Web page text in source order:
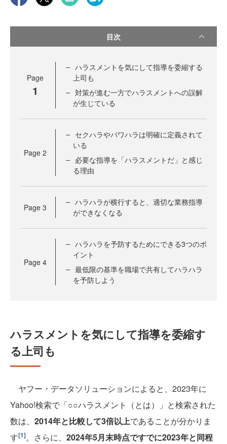
目次
Page
1
ハラスメントを気にして指導を委縮する
上司も
対策が進む一方でハラスメントへの誤解
が生じている
Page 2
セクハラやパワハラは明確に定義されて
いる
必要な指導を「ハラスメントだ」と感じ
る理由
Page 3
ハラハラが横行すると、適切な業務指導
ができなくなる
Page 4
ハラハラを予防するためにできる3つのポ
イント
最低限の基準を職場で共有してハラハラ
を予防しよう
ハラスメントを気にして指導を委縮す
る上司も
ヤフー・データソリューションによると、2023年に
Yahoo!検索で「○○ハラスメント（とは）」と検索された
数は、 2014年と比較して3倍以上であることが分かりま
す[1]。さらに、 2024年5月末時点ですでに2023年と同程